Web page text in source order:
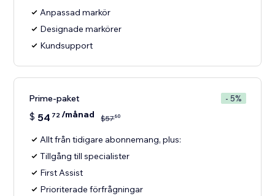
Anpassad markör
Designade markörer
Kundsupport
Prime-paket - 5%
$ 54 72/månad $5760
Allt från tidigare abonnemang, plus:
Tillgång till specialister
First Assist
Prioriterade förfrågningar